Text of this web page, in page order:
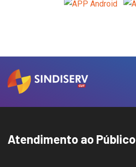
Atendimento ao Público